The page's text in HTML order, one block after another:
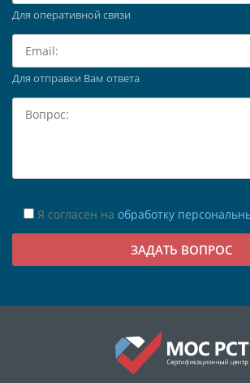
Для оперативной связи
Для отправки Вам ответа
Я согласен на обработку